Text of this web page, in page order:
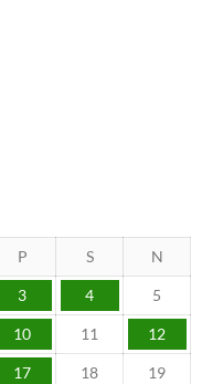
P S N
3 4 5
10 11 12
17 18 19